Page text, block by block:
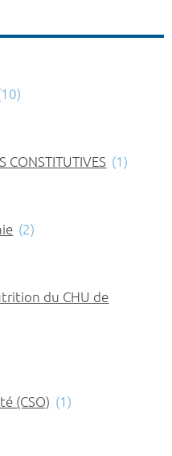
CONSTITUTIVES (1)
(2)
du CHU de
(CSO) (1)